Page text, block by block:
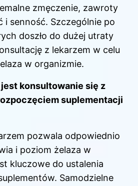
zmęczenie, zawroty
i senność. Szczególnie po
doszło do dużej utraty
z lekarzem w celu
w organizmie.
konsultowanie się z
suplementacji
pozwala odpowiednio
i poziom żelaza w
kluczowe do ustalenia
Samodzielne